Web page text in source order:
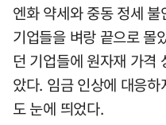
엔화 약세와 중동 정세
기업들을 벼랑 끝으로 몰
던 기업들에 원자재 가격
았다. 임금 인상에 대응
도 눈에 띄었다.